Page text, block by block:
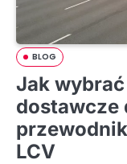
BLOG
Jak
dostawcze
LCV